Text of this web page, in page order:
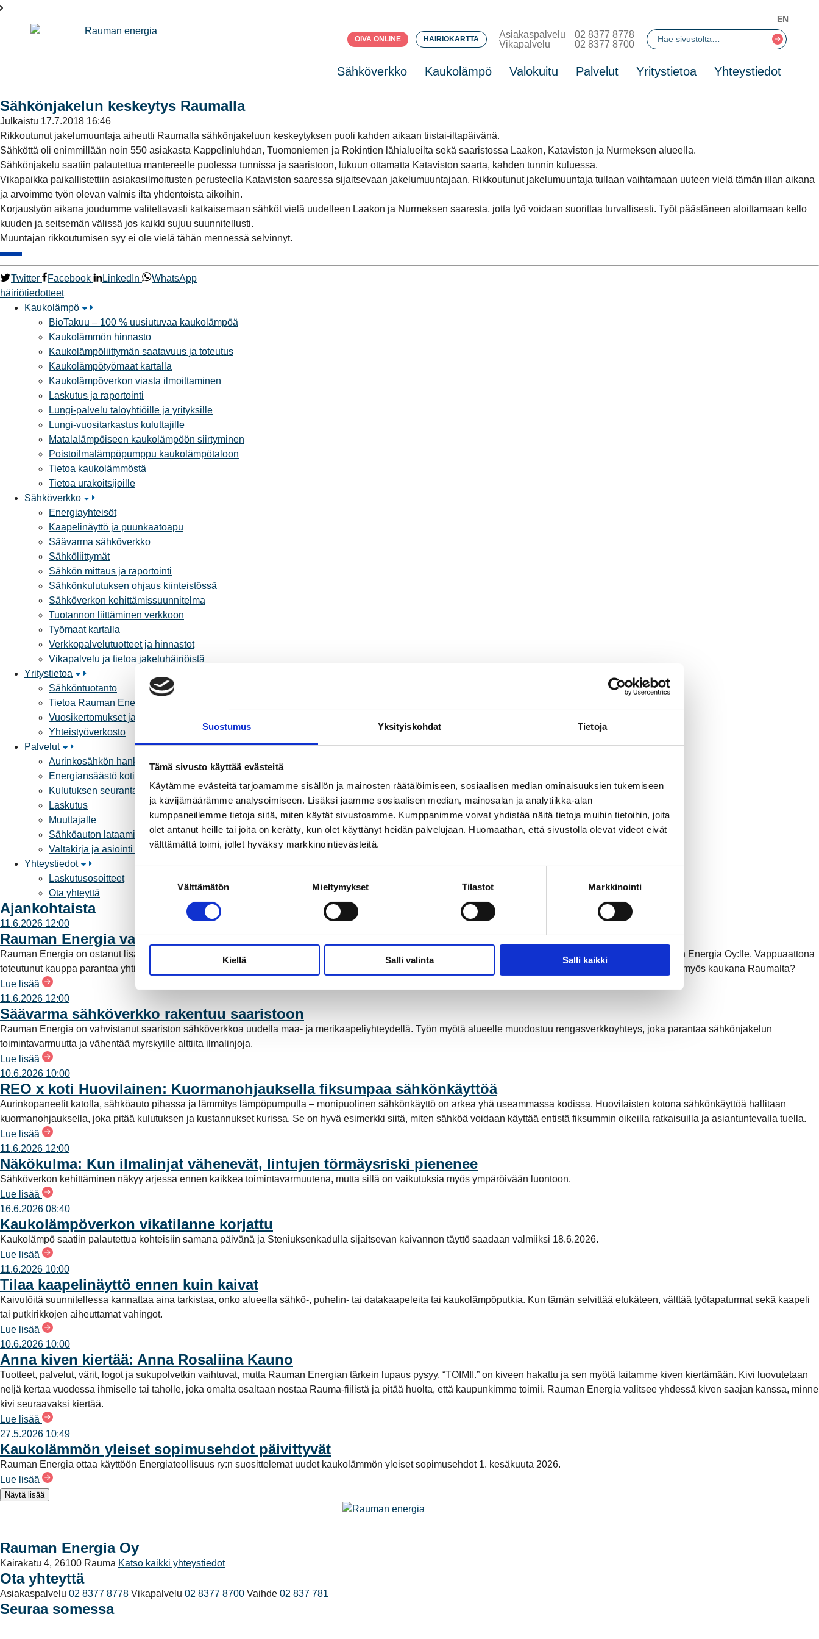
Suostumus Yksityiskohdat Tietoja
Tämä sivusto käyttää evästeitä
Käytämme evästeitä tarjoamamme sisällön ja mainosten räätälöimiseen, sosiaalisen median ominaisuuksien tukemiseen
ja kävijämäärämme analysoimiseen. Lisäksi jaamme sosiaalisen median, mainosalan ja analytiikka-alan
kumppaneillemme tietoja siitä, miten käytät sivustoamme. Kumppanimme voivat yhdistää näitä tietoja muihin tietoihin, joita
olet antanut heille tai joita on kerätty, kun olet käyttänyt heidän palvelujaan. Huomaathan, että sivustolla olevat videot eivät
välttämättä toimi, jollet hyväksy markkinointievästeitä.
u
m
u
k
e
n
v
i
n
Välttämätön Mieltymykset Tilastot Markkinointi
Kiellä Salli valinta Salli kaikki
OIVA ONLINE HÄIRIÖKARTTA Asiakaspalvelu
02 8377 8778
Vikapalvelu
02 8377 8700
Sähköverkko Kaukolämpö Valokuitu Palvelut Yritystietoa Yhteystiedot
EN
Sähkönjakelun keskeytys Raumalla
Julkaistu 17.7.2018 16:46
Rikkoutunut jakelumuuntaja aiheutti Raumalla sähkönjakeluun keskeytyksen puoli kahden aikaan tiistai-iltapäivänä.
Sähköttä oli enimmillään noin 550 asiakasta Kappelinluhdan, Tuomoniemen ja Rokintien lähialueilta sekä saaristossa Laakon, Kataviston ja Nurmeksen alueella.
Sähkönjakelu saatiin palautettua mantereelle puolessa tunnissa ja saaristoon, lukuun ottamatta Kataviston saarta, kahden tunnin kuluessa.
Vikapaikka paikallistettiin asiakasilmoitusten perusteella Kataviston saaressa sijaitsevaan jakelumuuntajaan. Rikkoutunut jakelumuuntaja tullaan vaihtamaan uuteen vielä tämän illan aikana
ja arvoimme työn olevan valmis ilta yhdentoista aikoihin.
Korjaustyön aikana joudumme valitettavasti katkaisemaan sähköt vielä uudelleen Laakon ja Nurmeksen saaresta, jotta työ voidaan suorittaa turvallisesti. Työt päästäneen aloittamaan kello
kuuden ja seitsemän välissä jos kaikki sujuu suunnitellusti.
Muuntajan rikkoutumisen syy ei ole vielä tähän mennessä selvinnyt.
Twitter Facebook LinkedIn
WhatsApp
häiriötiedotteet
Kaukolämpö
BioTakuu – 100 % uusiutuvaa kaukolämpöä
Kaukolämmön hinnasto
Kaukolämpöliittymän saatavuus ja toteutus
Kaukolämpötyömaat kartalla
Kaukolämpöverkon viasta ilmoittaminen
Laskutus ja raportointi
Lungi-palvelu taloyhtiöille ja yrityksille
Lungi-vuositarkastus kuluttajille
Matalalämpöiseen kaukolämpöön siirtyminen
Poistoilmalämpöpumppu kaukolämpötaloon
Tietoa kaukolämmöstä
Tietoa urakoitsijoille
Sähköverkko
Energiayhteisöt
Kaapelinäyttö ja puunkaatoapu
Säävarma sähköverkko
Sähköliittymät
Sähkön mittaus ja raportointi
Sähkönkulutuksen ohjaus kiinteistössä
Sähköverkon kehittämissuunnitelma
Tuotannon liittäminen verkkoon
Työmaat kartalla
Verkkopalvelutuotteet ja hinnastot
Vikapalvelu ja tietoa jakeluhäiriöistä
Yritystietoa
Sähköntuotanto
Tietoa Rauman Energiasta
Vuosikertomukset ja asiakaslehti
Yhteistyöverkosto
Palvelut
Aurinkosähkön hankinta
Energiansäästö kotitaloudessa
Kulutuksen seuranta
Laskutus
Muuttajalle
Sähköauton lataaminen
Valtakirja ja asiointi toisen puolesta
Yhteystiedot
Laskutusosoitteet
Ota yhteyttä
Ajankohtaista
11.6.2026 12:00
Rauman Energia vahvistaa rooliaan sähköntuotannossa
Rauman Energia on ostanut lisää osuuksia sähköntuotannosta Suomessa ja Pohjoismaissa, kun Kokemäen Sähkö Oy myi sähköntuotanto-osuutensa Rauman Energia Oy:lle. Vappuaattona
toteutunut kauppa parantaa yhtiön omavaraisuutta ja lisää päästötöntä sähköntuotantoa. Mutta mitä tämä tarkoittaa käytännössä – ja miksi sähköntuotantoa on myös kaukana Raumalta?
Lue lisää
11.6.2026 12:00
Säävarma sähköverkko rakentuu saaristoon
Rauman Energia on vahvistanut saariston sähköverkkoa uudella maa- ja merikaapeliyhteydellä. Työn myötä alueelle muodostuu rengasverkkoyhteys, joka parantaa sähkönjakelun
toimintavarmuutta ja vähentää myrskyille alttiita ilmalinjoja.
Lue lisää
10.6.2026 10:00
REO x koti Huovilainen: Kuormanohjauksella fiksumpaa sähkönkäyttöä
Aurinkopaneelit katolla, sähköauto pihassa ja lämmitys lämpöpumpulla – monipuolinen sähkönkäyttö on arkea yhä useammassa kodissa. Huovilaisten kotona sähkönkäyttöä hallitaan
kuormanohjauksella, joka pitää kulutuksen ja kustannukset kurissa. Se on hyvä esimerkki siitä, miten sähköä voidaan käyttää entistä fiksummin oikeilla ratkaisuilla ja asiantuntevalla tuella.
Lue lisää
11.6.2026 12:00
Näkökulma: Kun ilmalinjat vähenevät, lintujen törmäysriski pienenee
Sähköverkon kehittäminen näkyy arjessa ennen kaikkea toimintavarmuutena, mutta sillä on vaikutuksia myös ympäröivään luontoon.
Lue lisää
16.6.2026 08:40
Kaukolämpöverkon vikatilanne korjattu
Kaukolämpö saatiin palautettua kohteisiin samana päivänä ja Steniuksenkadulla sijaitsevan kaivannon täyttö saadaan valmiiksi 18.6.2026.
Lue lisää
11.6.2026 10:00
Tilaa kaapelinäyttö ennen kuin kaivat
Kaivutöitä suunnitellessa kannattaa aina tarkistaa, onko alueella sähkö-, puhelin- tai datakaapeleita tai kaukolämpöputkia. Kun tämän selvittää etukäteen, välttää työtapaturmat sekä kaapeli
tai putkirikkojen aiheuttamat vahingot.
Lue lisää
10.6.2026 10:00
Anna kiven kiertää: Anna Rosaliina Kauno
Tuotteet, palvelut, värit, logot ja sukupolvetkin vaihtuvat, mutta Rauman Energian tärkein lupaus pysyy. “TOIMII.” on kiveen hakattu ja sen myötä laitamme kiven kiertämään. Kivi luovutetaan
neljä kertaa vuodessa ihmiselle tai taholle, joka omalta osaltaan nostaa Rauma-fiilistä ja pitää huolta, että kaupunkimme toimii. Rauman Energia valitsee yhdessä kiven saajan kanssa, minne
kivi seuraavaksi kiertää.
Lue lisää
27.5.2026 10:49
Kaukolämmön yleiset sopimusehdot päivittyvät
Rauman Energia ottaa käyttöön Energiateollisuus ry:n suosittelemat uudet kaukolämmön yleiset sopimusehdot 1. kesäkuuta 2026.
Lue lisää
Näytä lisää
Rauman Energia Oy
Kairakatu 4, 26100 Rauma Katso kaikki yhteystiedot
Ota yhteyttä
Asiakaspalvelu 02 8377 8778 Vikapalvelu 02 8377 8700 Vaihde 02 837 781
Seuraa somessa